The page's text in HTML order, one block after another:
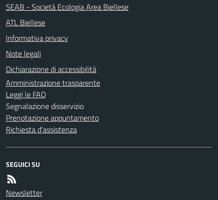
SEAB - Società Ecologia Area Biellese
ATL Biellese
Informativa privacy
Note legali
Dichiarazione di accessibilità
Amministrazione trasparente
Leggi le FAQ
Segnalazione disservizio
Prenotazione appuntamento
Richiesta d'assistenza
SEGUICI SU
Newsletter